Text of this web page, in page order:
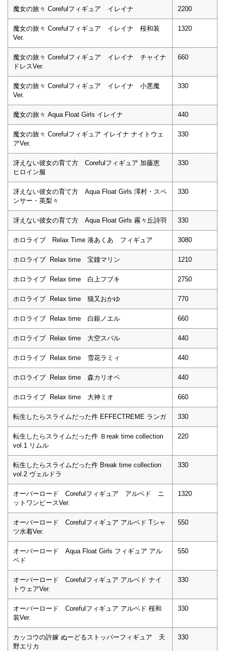
魔女の旅々 Corefulフィギュア イレイナ 2200
魔女の旅々 Corefulフィギュア イレイナ 桜和装
Ver.
1320
魔女の旅々 Corefulフィギュア イレイナ チャイナ
ドレスVer.
660
魔女の旅々 Corefulフィギュア イレイナ 小悪魔
Ver.
330
魔女の旅々 Aqua Float Girls イレイナ 440
魔女の旅々 Corefulフィギュア イレイナ ナイトウェ
アVer.
330
冴えない彼女の育て方 Corefulフィギュア 加藤恵
ヒロイン服
330
冴えない彼女の育て方 Aqua Float Girls 澤村・スペ
ンサー・英梨々
330
冴えない彼女の育て方 Aqua Float Girls 霧々丘詩羽 330
ホロライブ Relax Time 湊あくあ フィギュア 3080
ホロライブ Relax time 宝鐘マリン 1210
ホロライブ Relax time 白上フブキ 2750
ホロライブ Relax time 猫又おかゆ 770
ホロライブ Relax time 白銀ノエル 660
ホロライブ Relax time 大空スバル 440
ホロライブ Relax time 雪花ラミィ 440
ホロライブ Relax time 森カリオペ 440
ホロライブ Relax time 大神ミオ 660
転生したらスライムだった件 EFFECTREME ランガ 330
転生したらスライムだった件 Ｂreak time collection
vol.1 リムル
220
転生したらスライムだった件 Break time collection
vol.2 ヴェルドラ
330
オーバーロード Corefulフィギュア アルベド ニ
ットワンピースVer.
1320
オーバーロード Corefulフィギュア アルベド Tシャ
ツ水着Ver.
550
オーバーロード Aqua Float Girls フィギュア アル
ベド
550
オーバーロード Corefulフィギュア アルベド ナイ
トウェアVer.
330
オーバーロード Corefulフィギュア アルベド 桜和
装Ver.
330
カッコウの許嫁 ぬーどるストッパーフィギュア 天
野エリカ
330